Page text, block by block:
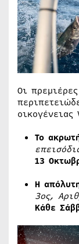
Οι
Το
13
Η
3ος,
Κάθε